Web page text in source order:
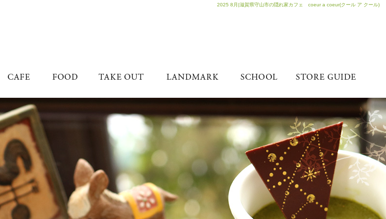
2025 8月|滋賀県守山市の隠れ家カフェ coeur a coeur(クール ア クール)